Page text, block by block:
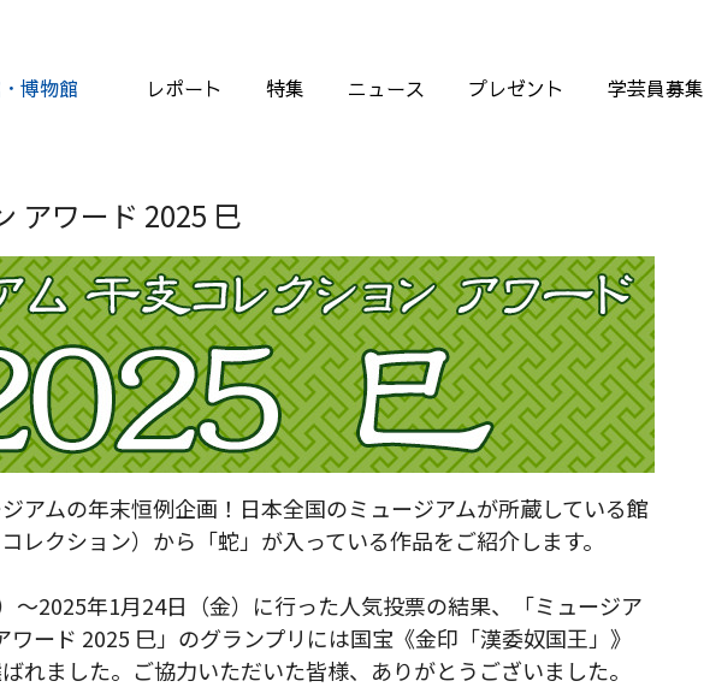
博物館 レポート 特集 ニュース プレゼント 学芸員募集
アワード 2025 巳
アムの年末恒例企画！日本全国のミュージアムが所蔵している館
レクション）から「蛇」が入っている作品をご紹介します。
～2025年1月24日（金）に行った人気投票の結果、「ミュージア
ワード 2025 巳」のグランプリには国宝《金印「漢委奴国王」》
れました。ご協力いただいた皆様、ありがとうございました。